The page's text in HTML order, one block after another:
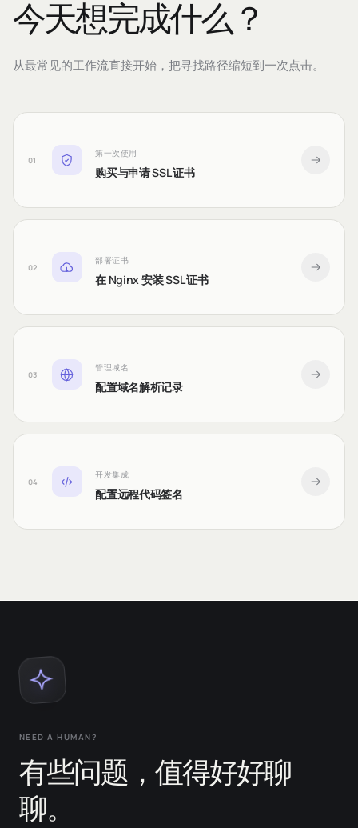
今天想完成什么？
从最常见的工作流直接开始，把寻找路径缩短到一次点击。
01
第一次使用
购买与申请 SSL 证书
02
部署证书
在 Nginx 安装 SSL 证书
03
管理域名
配置域名解析记录
04
开发集成
配置远程代码签名
NEED A HUMAN?
有些问题，值得好好聊
聊。